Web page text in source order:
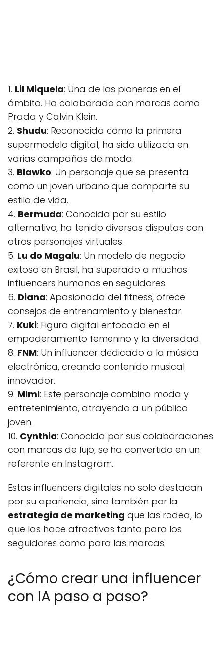
1. Lil Miquela: Una de las pioneras en el
ámbito. Ha colaborado con marcas como
Prada y Calvin Klein.
2. Shudu: Reconocida como la primera
supermodelo digital, ha sido utilizada en
varias campañas de moda.
3. Blawko: Un personaje que se presenta
como un joven urbano que comparte su
estilo de vida.
4. Bermuda: Conocida por su estilo
alternativo, ha tenido diversas disputas con
otros personajes virtuales.
5. Lu do Magalu: Un modelo de negocio
exitoso en Brasil, ha superado a muchos
influencers humanos en seguidores.
6. Diana: Apasionada del fitness, ofrece
consejos de entrenamiento y bienestar.
7. Kuki: Figura digital enfocada en el
empoderamiento femenino y la diversidad.
8. FNM: Un influencer dedicado a la música
electrónica, creando contenido musical
innovador.
9. Mimi: Este personaje combina moda y
entretenimiento, atrayendo a un público
joven.
10. Cynthia: Conocida por sus colaboraciones
con marcas de lujo, se ha convertido en un
referente en Instagram.
Estas influencers digitales no solo destacan
por su apariencia, sino también por la
estrategia de marketing que las rodea, lo
que las hace atractivas tanto para los
seguidores como para las marcas.
¿Cómo crear una influencer
con IA paso a paso?